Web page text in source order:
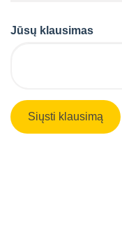
Jūsų klausimas